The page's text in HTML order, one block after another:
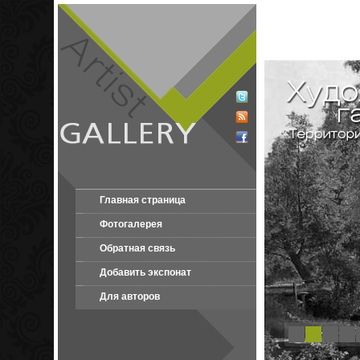
Главная страница
Фотогалерея
Обратная связь
Добавить экспонат
Для авторов